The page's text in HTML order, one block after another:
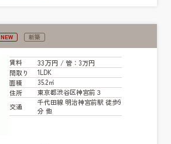
NEW 新築
賃料 33万円 / 管：3万円
間取り
1LDK
面積
35.2㎡
住所
東京都渋谷区神宮前３
交通
千代田線 明治神宮前駅 徒歩9
分 他